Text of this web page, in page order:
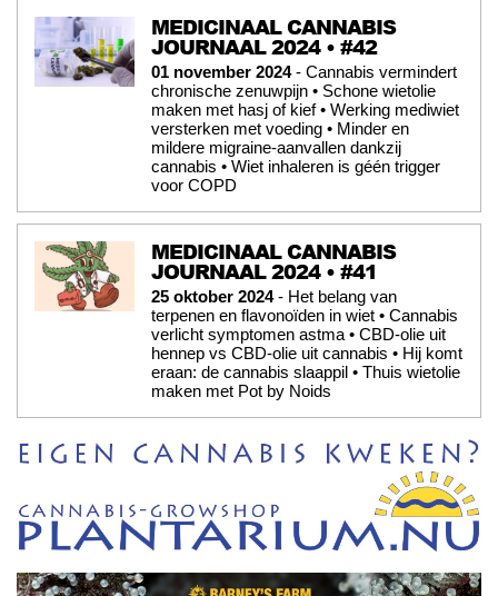
MEDICINAAL CANNABIS
JOURNAAL 2024 • #42
01 november 2024- Cannabis vermindert
chronische zenuwpijn • Schone wietolie
maken met hasj of kief • Werking mediwiet
versterken met voeding • Minder en
mildere migraine-aanvallen dankzij
cannabis • Wiet inhaleren is géén trigger
voor COPD
MEDICINAAL CANNABIS
JOURNAAL 2024 • #41
25 oktober 2024- Het belang van
terpenen en flavonoïden in wiet • Cannabis
verlicht symptomen astma • CBD-olie uit
hennep vs CBD-olie uit cannabis • Hij komt
eraan: de cannabis slaappil • Thuis wietolie
maken met Pot by Noids